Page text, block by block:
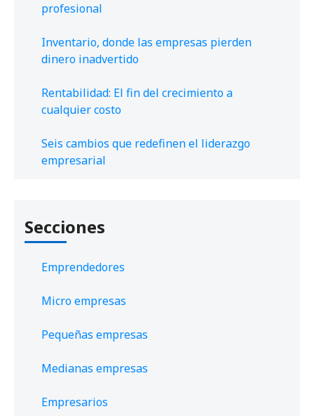
profesional
Inventario, donde las empresas pierden
dinero inadvertido
Rentabilidad: El fin del crecimiento a
cualquier costo
Seis cambios que redefinen el liderazgo
empresarial
Secciones
Emprendedores
Micro empresas
Pequeñas empresas
Medianas empresas
Empresarios